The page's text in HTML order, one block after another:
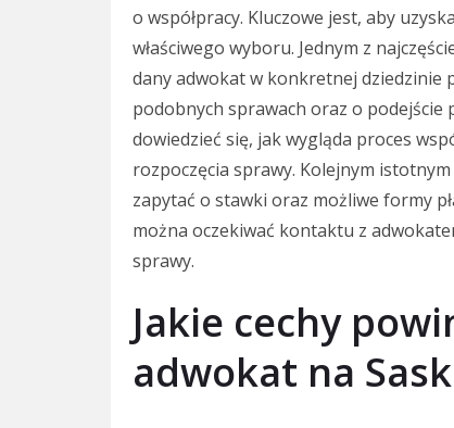
o współpracy. Kluczowe jest, aby
właściwego wyboru. Jednym z
dany adwokat w konkretnej dziedzinie
podobnych sprawach oraz o
dowiedzieć się, jak wygląda proces
rozpoczęcia sprawy. Kolejnym
zapytać o stawki oraz możliwe formy
można oczekiwać kontaktu z
sprawy.
Jakie cechy
adwokat na